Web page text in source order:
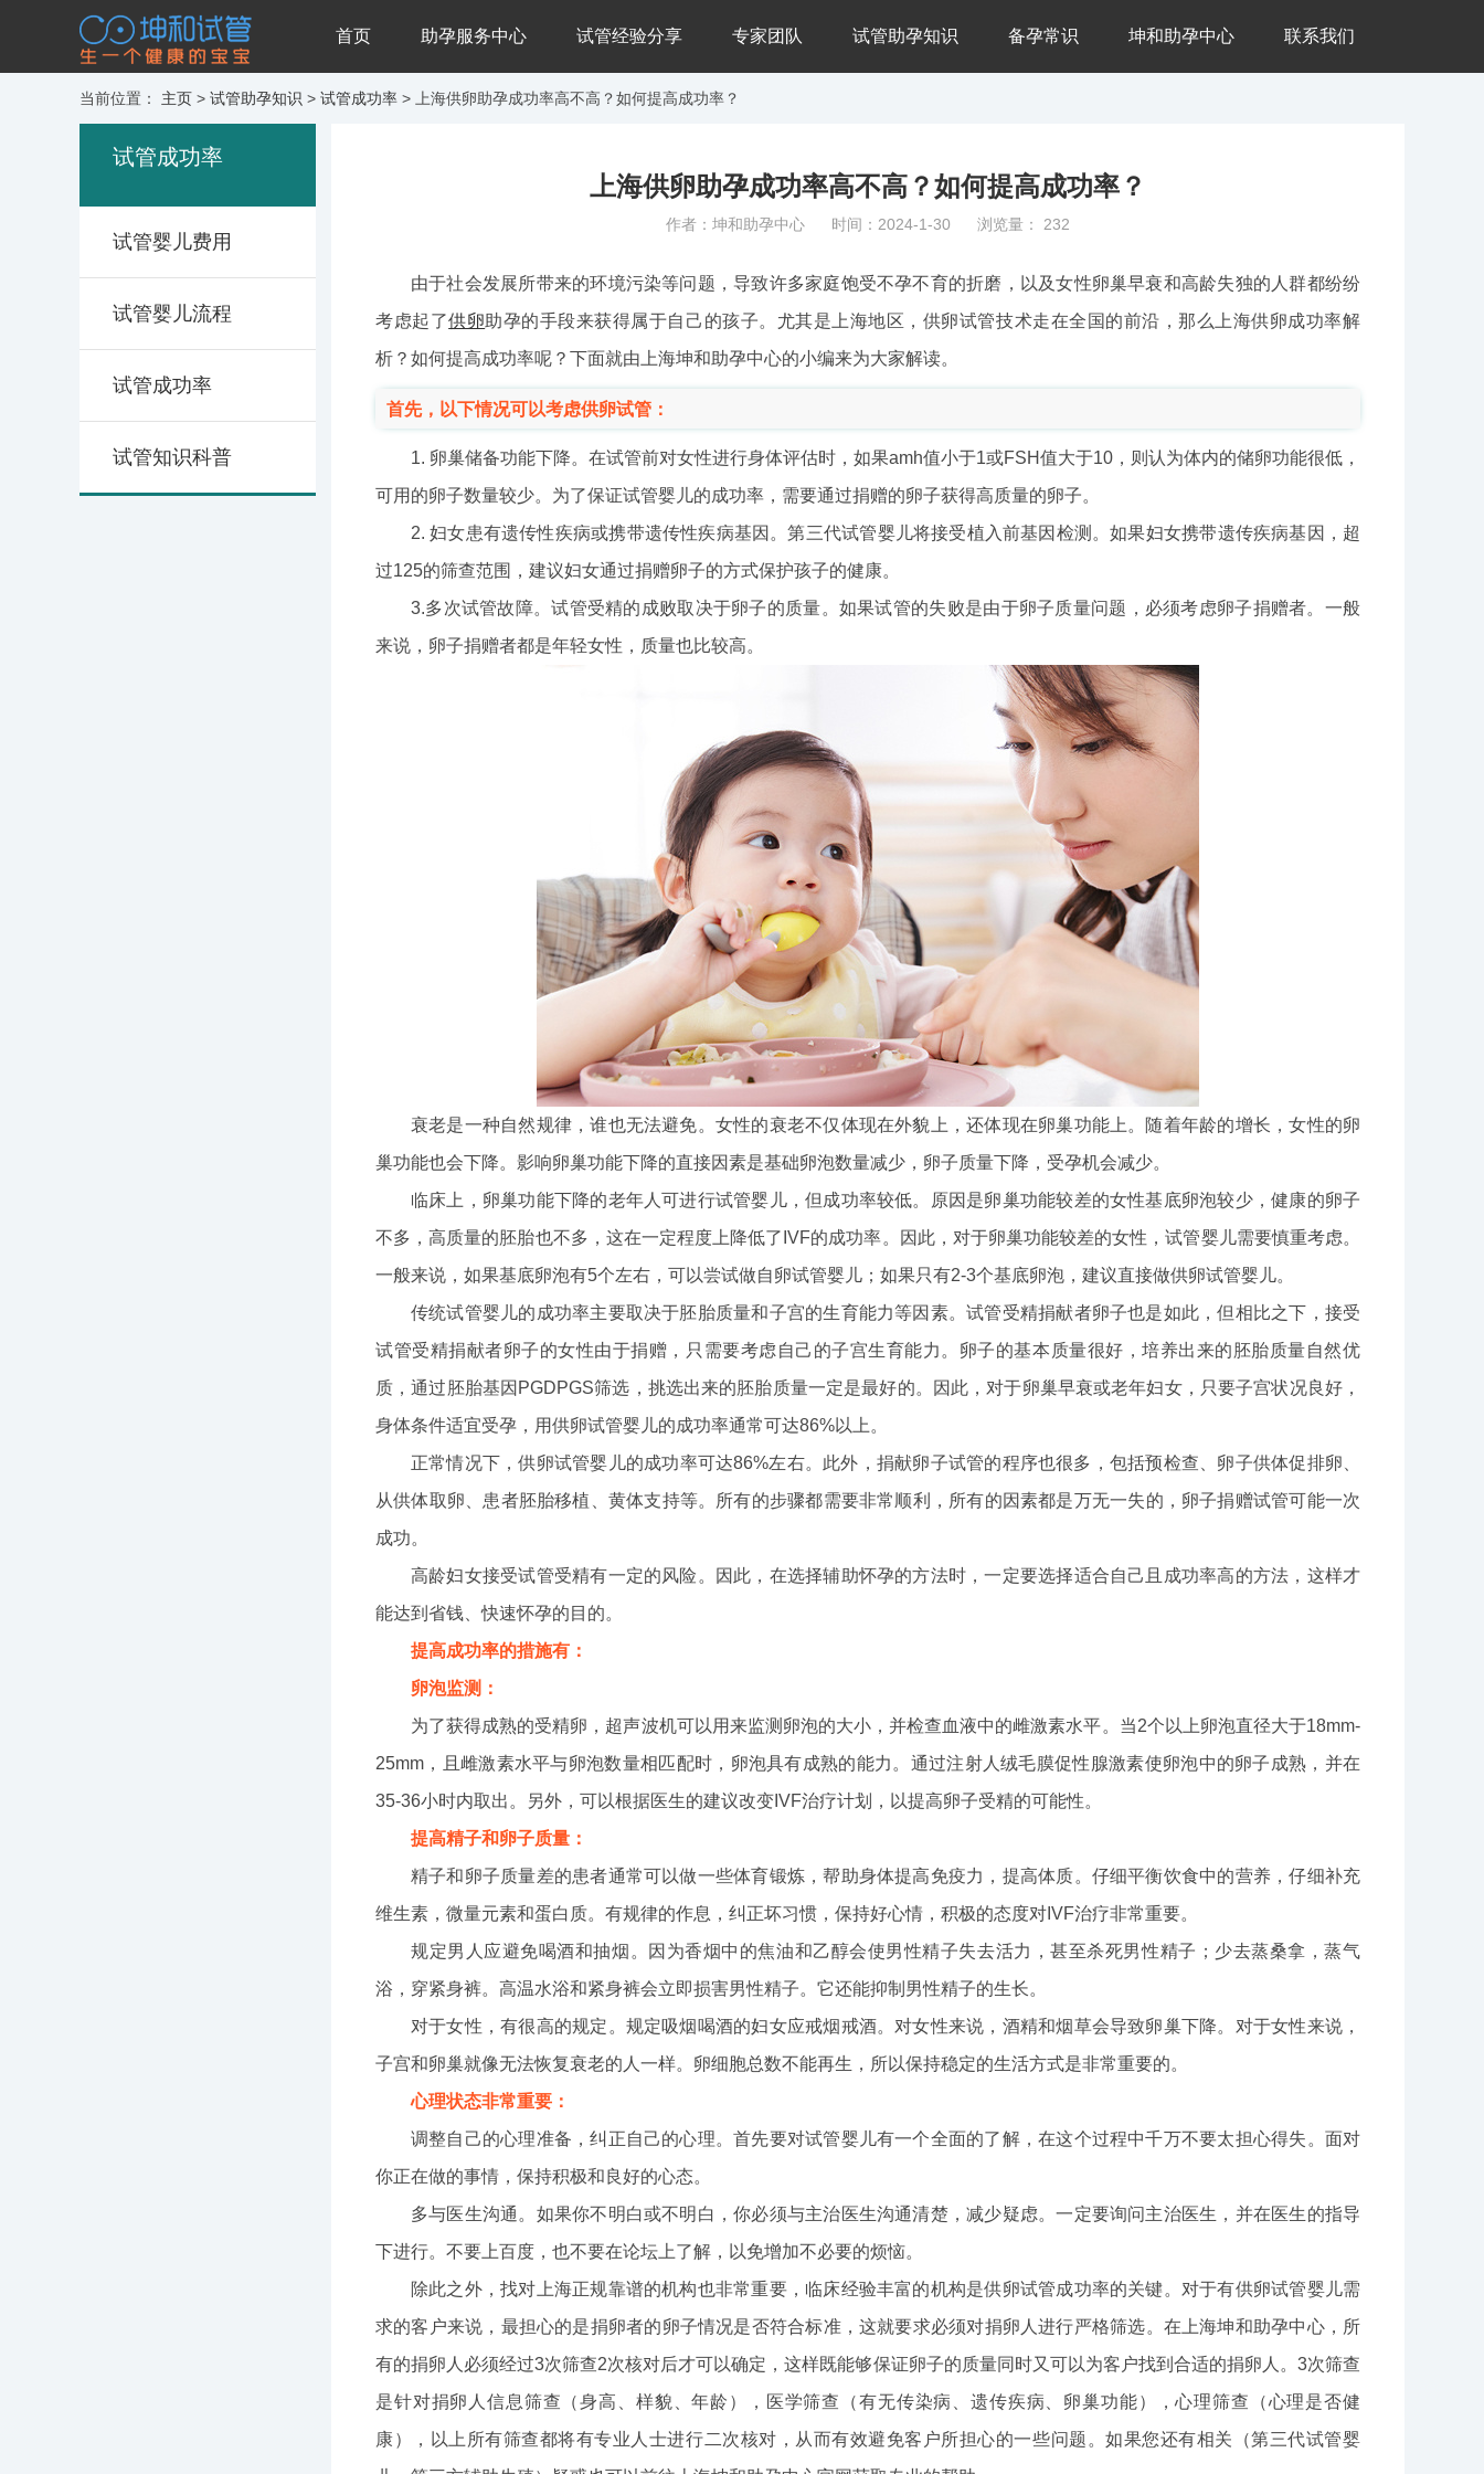
首页 助孕服务中心 试管经验分享 专家团队 试管助孕知识 备孕常识 坤和助孕中心 联系我们
当前位置： 主页 > 试管助孕知识 > 试管成功率 > 上海供卵助孕成功率高不高？如何提高成功率？
试管成功率
试管婴儿费用
试管婴儿流程
试管成功率
试管知识科普
上海供卵助孕成功率高不高？如何提高成功率？
作者：坤和助孕中心 时间： 2024-1-30 浏览量： 232
由于社会发展所带来的环境污染等问题，导致许多家庭饱受不孕不育的折磨，以及女性卵巢早衰和高龄失独的人群都纷纷
考虑起了供卵助孕的手段来获得属于自己的孩子。尤其是上海地区，供卵试管技术走在全国的前沿，那么上海供卵成功率解
析？如何提高成功率呢？下面就由上海坤和助孕中心的小编来为大家解读。
首先，以下情况可以考虑供卵试管：
1. 卵巢储备功能下降。在试管前对女性进行身体评估时，如果amh值小于1或FSH值大于10，则认为体内的储卵功能很低，
可用的卵子数量较少。为了保证试管婴儿的成功率，需要通过捐赠的卵子获得高质量的卵子。
2. 妇女患有遗传性疾病或携带遗传性疾病基因。第三代试管婴儿将接受植入前基因检测。如果妇女携带遗传疾病基因，超
过125的筛查范围，建议妇女通过捐赠卵子的方式保护孩子的健康。
3.多次试管故障。试管受精的成败取决于卵子的质量。如果试管的失败是由于卵子质量问题，必须考虑卵子捐赠者。一般
来说，卵子捐赠者都是年轻女性，质量也比较高。
衰老是一种自然规律，谁也无法避免。女性的衰老不仅体现在外貌上，还体现在卵巢功能上。随着年龄的增长，女性的卵
巢功能也会下降。影响卵巢功能下降的直接因素是基础卵泡数量减少，卵子质量下降，受孕机会减少。
临床上，卵巢功能下降的老年人可进行试管婴儿，但成功率较低。原因是卵巢功能较差的女性基底卵泡较少，健康的卵子
不多，高质量的胚胎也不多，这在一定程度上降低了IVF的成功率。因此，对于卵巢功能较差的女性，试管婴儿需要慎重考虑。
一般来说，如果基底卵泡有5个左右，可以尝试做自卵试管婴儿；如果只有2-3个基底卵泡，建议直接做供卵试管婴儿。
传统试管婴儿的成功率主要取决于胚胎质量和子宫的生育能力等因素。试管受精捐献者卵子也是如此，但相比之下，接受
试管受精捐献者卵子的女性由于捐赠，只需要考虑自己的子宫生育能力。卵子的基本质量很好，培养出来的胚胎质量自然优
质，通过胚胎基因PGDPGS筛选，挑选出来的胚胎质量一定是最好的。因此，对于卵巢早衰或老年妇女，只要子宫状况良好，
身体条件适宜受孕，用供卵试管婴儿的成功率通常可达86%以上。
正常情况下，供卵试管婴儿的成功率可达86%左右。此外，捐献卵子试管的程序也很多，包括预检查、卵子供体促排卵、
从供体取卵、患者胚胎移植、黄体支持等。所有的步骤都需要非常顺利，所有的因素都是万无一失的，卵子捐赠试管可能一次
成功。
高龄妇女接受试管受精有一定的风险。因此，在选择辅助怀孕的方法时，一定要选择适合自己且成功率高的方法，这样才
能达到省钱、快速怀孕的目的。
提高成功率的措施有：
卵泡监测：
为了获得成熟的受精卵，超声波机可以用来监测卵泡的大小，并检查血液中的雌激素水平。当2个以上卵泡直径大于18mm-
25mm，且雌激素水平与卵泡数量相匹配时，卵泡具有成熟的能力。通过注射人绒毛膜促性腺激素使卵泡中的卵子成熟，并在
35-36小时内取出。另外，可以根据医生的建议改变IVF治疗计划，以提高卵子受精的可能性。
提高精子和卵子质量：
精子和卵子质量差的患者通常可以做一些体育锻炼，帮助身体提高免疫力，提高体质。仔细平衡饮食中的营养，仔细补充
维生素，微量元素和蛋白质。有规律的作息，纠正坏习惯，保持好心情，积极的态度对IVF治疗非常重要。
规定男人应避免喝酒和抽烟。因为香烟中的焦油和乙醇会使男性精子失去活力，甚至杀死男性精子；少去蒸桑拿，蒸气
浴，穿紧身裤。高温水浴和紧身裤会立即损害男性精子。它还能抑制男性精子的生长。
对于女性，有很高的规定。规定吸烟喝酒的妇女应戒烟戒酒。对女性来说，酒精和烟草会导致卵巢下降。对于女性来说，
子宫和卵巢就像无法恢复衰老的人一样。卵细胞总数不能再生，所以保持稳定的生活方式是非常重要的。
心理状态非常重要：
调整自己的心理准备，纠正自己的心理。首先要对试管婴儿有一个全面的了解，在这个过程中千万不要太担心得失。面对
你正在做的事情，保持积极和良好的心态。
多与医生沟通。如果你不明白或不明白，你必须与主治医生沟通清楚，减少疑虑。一定要询问主治医生，并在医生的指导
下进行。不要上百度，也不要在论坛上了解，以免增加不必要的烦恼。
除此之外，找对上海正规靠谱的机构也非常重要，临床经验丰富的机构是供卵试管成功率的关键。对于有供卵试管婴儿需
求的客户来说，最担心的是捐卵者的卵子情况是否符合标准，这就要求必须对捐卵人进行严格筛选。在上海坤和助孕中心，所
有的捐卵人必须经过3次筛查2次核对后才可以确定，这样既能够保证卵子的质量同时又可以为客户找到合适的捐卵人。3次筛查
是针对捐卵人信息筛查（身高、样貌、年龄），医学筛查（有无传染病、遗传疾病、卵巢功能），心理筛查（心理是否健
康），以上所有筛查都将有专业人士进行二次核对，从而有效避免客户所担心的一些问题。如果您还有相关（第三代试管婴